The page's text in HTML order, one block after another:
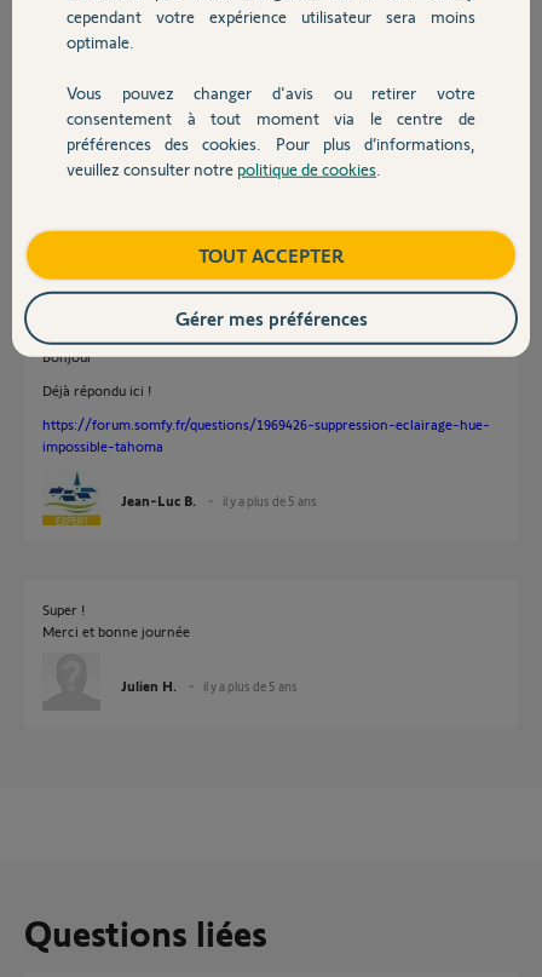
Devis avec un pro
Contact
Bonjour Julien
Cliquez sur les 3 barres en haut à droite et sélectionner configuration.
Sélectionner l'onglet Autre produit Somfy ou doit se trouver votre Box
Cliquer sur le l'icone du boitier Hue et dans la colonne de droite vous
il y a plus de 5 ans
Bonjour
Déjà répondu ici !
https://forum.somfy.fr/questions/1969426-suppression-eclairage-hue-
impossible-tahoma
Jean-Luc B. il y a plus de 5 ans
Super !
Merci et bonne journée
Julien H. il y a plus de 5 ans
Questions liées
cependant votre expérience utilisateur sera moins
optimale.
Vous pouvez changer d'avis ou retirer votre
consentement à tout moment via le centre de
préférences des cookies. Pour plus d’informations,
veuillez consulter notre politique de cookies
TOUT ACCEPTER
Gérer mes préférences